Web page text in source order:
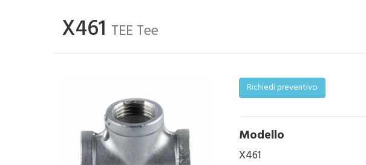
X461 TEE Tee
Richiedi preventivo
Modello
X461